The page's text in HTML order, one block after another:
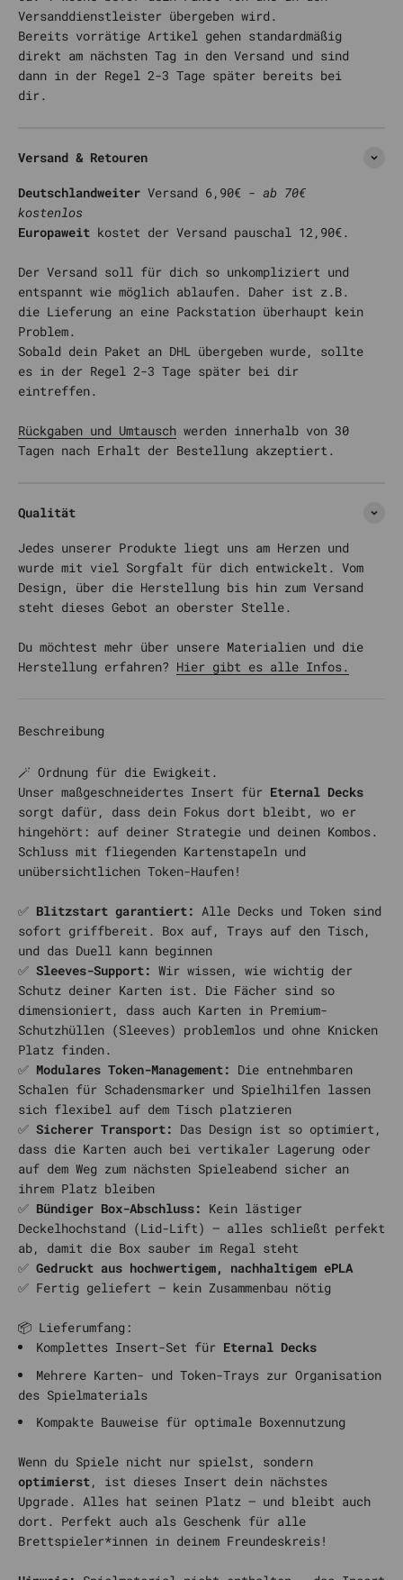
Versanddienstleister übergeben wird.
Bereits vorrätige Artikel gehen standardmäßig
direkt am nächsten Tag in den Versand und sind
dann in der Regel 2-3 Tage später bereits bei
dir.
Versand & Retouren
Deutschlandweiter Versand 6,90€ - ab 70€
kostenlos
Europaweit kostet der Versand pauschal 12,90€.
Der Versand soll für dich so unkompliziert und
entspannt wie möglich ablaufen. Daher ist z.B.
die Lieferung an eine Packstation überhaupt kein
Problem.
Sobald dein Paket an DHL übergeben wurde, sollte
es in der Regel 2-3 Tage später bei dir
eintreffen.
Rückgaben und Umtausch werden innerhalb von 30
Tagen nach Erhalt der Bestellung akzeptiert.
Qualität
Jedes unserer Produkte liegt uns am Herzen und
wurde mit viel Sorgfalt für dich entwickelt. Vom
Design, über die Herstellung bis hin zum Versand
steht dieses Gebot an oberster Stelle.
Du möchtest mehr über unsere Materialien und die
Herstellung erfahren? Hier gibt es alle Infos.
Beschreibung
🪄 Ordnung für die Ewigkeit.
Unser maßgeschneidertes Insert für Eternal Decks
sorgt dafür, dass dein Fokus dort bleibt, wo er
hingehört: auf deiner Strategie und deinen Kombos.
Schluss mit fliegenden Kartenstapeln und
unübersichtlichen Token-Haufen!
✅ Blitzstart garantiert: Alle Decks und Token sind
sofort griffbereit. Box auf, Trays auf den Tisch,
und das Duell kann beginnen
✅ Sleeves-Support: Wir wissen, wie wichtig der
Schutz deiner Karten ist. Die Fächer sind so
dimensioniert, dass auch Karten in Premium-
Schutzhüllen (Sleeves) problemlos und ohne Knicken
Platz finden.
✅ Modulares Token-Management: Die entnehmbaren
Schalen für Schadensmarker und Spielhilfen lassen
sich flexibel auf dem Tisch platzieren
✅ Sicherer Transport: Das Design ist so optimiert,
dass die Karten auch bei vertikaler Lagerung oder
auf dem Weg zum nächsten Spieleabend sicher an
ihrem Platz bleiben
✅ Bündiger Box-Abschluss: Kein lästiger
Deckelhochstand (Lid-Lift) – alles schließt perfekt
ab, damit die Box sauber im Regal steht
✅ Gedruckt aus hochwertigem, nachhaltigem ePLA
✅ Fertig geliefert – kein Zusammenbau nötig
📦 Lieferumfang:
Komplettes Insert-Set für Eternal Decks
Mehrere Karten- und Token-Trays zur Organisation
des Spielmaterials
Kompakte Bauweise für optimale Boxennutzung
Wenn du Spiele nicht nur spielst, sondern
optimierst, ist dieses Insert dein nächstes
Upgrade. Alles hat seinen Platz – und bleibt auch
dort. Perfekt auch als Geschenk für alle
Brettspieler*innen in deinem Freundeskreis!